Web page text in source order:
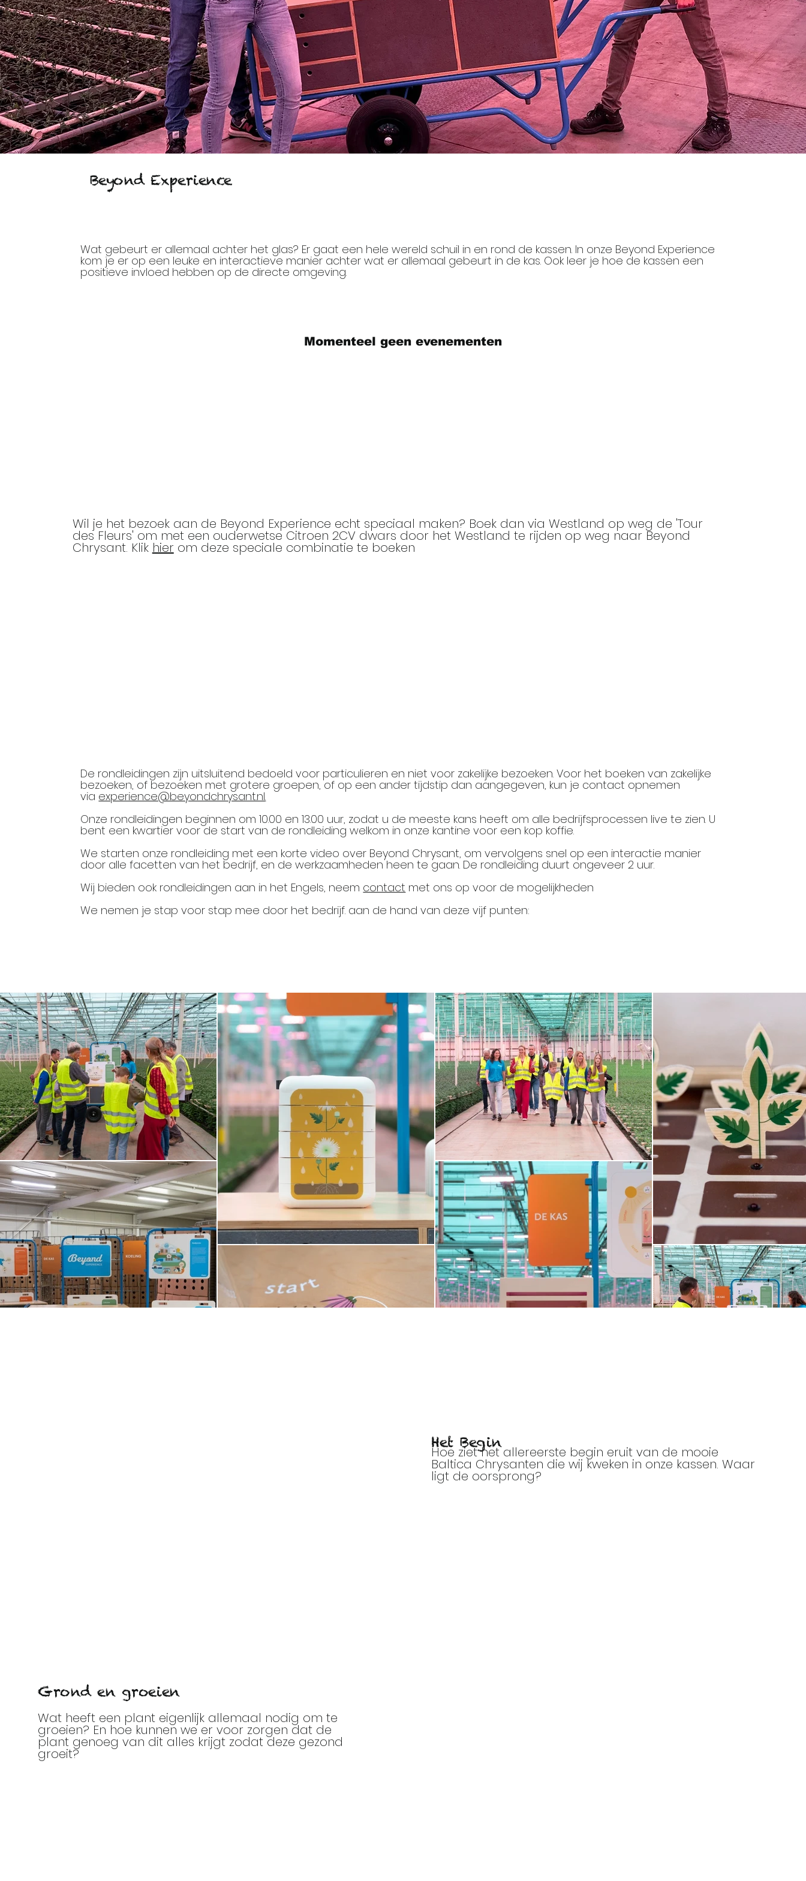
Beyond Experience
Wat gebeurt er allemaal achter het glas? Er gaat een hele wereld schuil in en rond de kassen. In onze Beyond Experience
kom je er op een leuke en interactieve manier achter wat er allemaal gebeurt in de kas. Ook leer je hoe de kassen een
positieve invloed hebben op de directe omgeving.
Momenteel geen evenementen
Wil je het bezoek aan de Beyond Experience echt speciaal maken? Boek dan via Westland op weg de 'Tour
des Fleurs' om met een ouderwetse Citroen 2CV dwars door het Westland te rijden op weg naar Beyond
Chrysant. Klik hierom deze speciale combinatie te boeken
De rondleidingen zijn uitsluitend bedoeld voor particulieren en niet voor zakelijke bezoeken. Voor het boeken van zakelijke
bezoeken, of bezoeken met grotere groepen, of op een ander tijdstip dan aangegeven, kun je contact opnemen
via experience@beyondchrysant.nl.
Onze rondleidingen beginnen om 10.00 en 13.00 uur, zodat u de meeste kans heeft om alle bedrijfsprocessen live te zien. U
bent een kwartier voor de start van de rondleiding welkom in onze kantine voor een kop koffie.
We starten onze rondleiding met een korte video over Beyond Chrysant, om vervolgens snel op een interactie manier
door alle facetten van het bedrijf, en de werkzaamheden heen te gaan. De rondleiding duurt ongeveer 2 uur.
Wij bieden ook rondleidingen aan in het Engels, neem contact met ons op voor de mogelijkheden
We nemen je stap voor stap mee door het bedrijf. aan de hand van deze vijf punten:
Het Begin
Hoe ziet het allereerste begin eruit van de mooie
Baltica Chrysanten die wij kweken in onze kassen. Waar
ligt de oorsprong?
Grond en groeien
Wat heeft een plant eigenlijk allemaal nodig om te
groeien? En hoe kunnen we er voor zorgen dat de
plant genoeg van dit alles krijgt zodat deze gezond
groeit?